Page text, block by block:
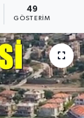
49
GÖSTERIM